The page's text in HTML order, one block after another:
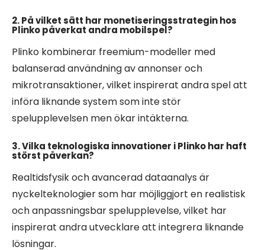
2. På vilket sätt har monetiseringsstrategin hos
Plinko påverkat andra mobilspel?
Plinko kombinerar freemium-modeller med
balanserad användning av annonser och
mikrotransaktioner, vilket inspirerat andra spel att
införa liknande system som inte stör
spelupplevelsen men ökar intäkterna.
3. Vilka teknologiska innovationer i Plinko har haft
störst påverkan?
Realtidsfysik och avancerad dataanalys är
nyckelteknologier som har möjliggjort en realistisk
och anpassningsbar spelupplevelse, vilket har
inspirerat andra utvecklare att integrera liknande
lösningar.